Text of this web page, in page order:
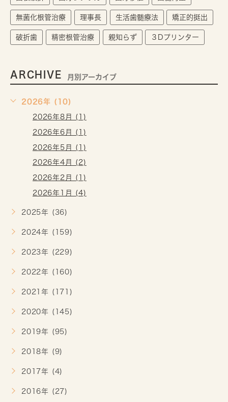
無菌化根管治療 理事長 生活歯髄療法 矯正的挺出
破折歯 精密根管治療 親知らず ３Dプリンター
ARCHIVE 月別アーカイブ
2026年 (10)
2026年8月 (1)
2026年6月 (1)
2026年5月 (1)
2026年4月 (2)
2026年2月 (1)
2026年1月 (4)
2025年 (36)
2024年 (159)
2023年 (229)
2022年 (160)
2021年 (171)
2020年 (145)
2019年 (95)
2018年 (9)
2017年 (4)
2016年 (27)